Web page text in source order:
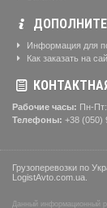
Информация для
Как заказать на
Рабочие часы: Пн-
Телефоны: +38 (050)
Грузоперевозки по
LogistAvto.com.ua.
Данный информационный